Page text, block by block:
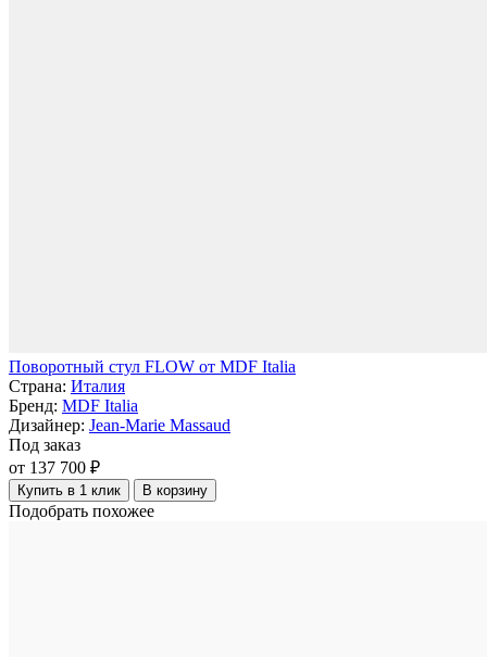
Поворотный стул FLOW от MDF Italia
Страна: Италия
Бренд: MDF Italia
Дизайнер: Jean-Marie Massaud
Под заказ
от 137 700 ₽
Купить в 1 клик В корзину
Подобрать похожее